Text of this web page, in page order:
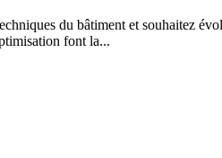
du bâtiment et souhaitez
font la...